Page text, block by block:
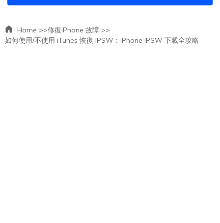
Home >>修復iPhone 故障 >>
如何使用/不使用 iTunes 恢復 IPSW：iPhone IPSW 下載全攻略